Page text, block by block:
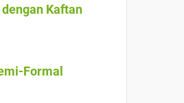
Kaftan
Formal